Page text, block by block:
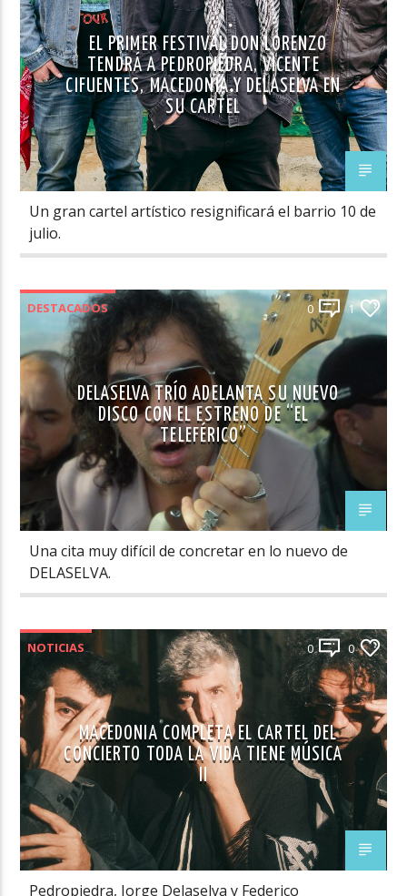
EL PRIMER FESTIVAL DON LORENZO
TENDRÁ A PEDROPIEDRA, VICENTE
CIFUENTES, MACEDONIA Y DELASELVA EN
SU CARTEL
Un gran cartel artístico resignificará el barrio 10 de
julio.
DESTACADOS 0 1
DELASELVA TRÍO ADELANTA SU NUEVO
DISCO CON EL ESTRENO DE “EL
TELEFÉRICO”
Una cita muy difícil de concretar en lo nuevo de
DELASELVA.
NOTICIAS 0 0
MACEDONIA COMPLETA EL CARTEL DEL
CONCIERTO TODA LA VIDA TIENE MÚSICA
II
Pedropiedra, Jorge Delaselva y Federico